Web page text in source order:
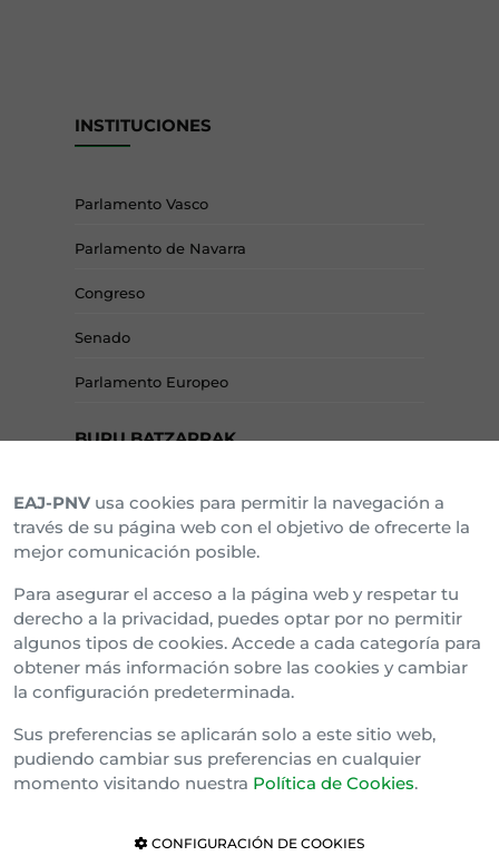
INSTITUCIONES
Parlamento Vasco
Parlamento de Navarra
Congreso
Senado
Parlamento Europeo
BURU BATZARRAK
Araba Buru Batzar
Bizkai Buru Batzar
Gipuzko Buru Batzar
Ipar Buru Batzar
Napar Buru Batzar
EAJ-PNV usa cookies para permitir la navegación a
través de su página web con el objetivo de ofrecerte la
mejor comunicación posible.
Para asegurar el acceso a la página web y respetar tu
derecho a la privacidad, puedes optar por no permitir
algunos tipos de cookies. Accede a cada categoría para
obtener más información sobre las cookies y cambiar
la configuración predeterminada.
Sus preferencias se aplicarán solo a este sitio web,
pudiendo cambiar sus preferencias en cualquier
momento visitando nuestra Política de Cookies.
CONFIGURACIÓN DE COOKIES